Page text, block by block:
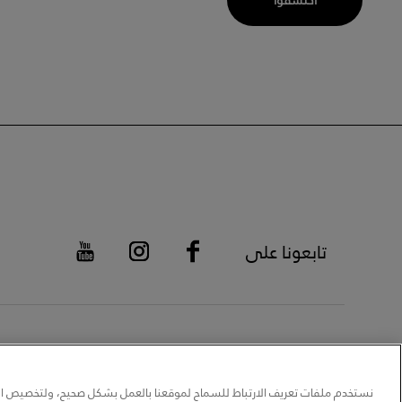
تابعونا على
نستخدم ملفات تعريف الارتباط للسماح لموقعنا بالعمل بشكل صحيح، ولتخصيص